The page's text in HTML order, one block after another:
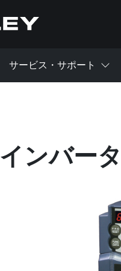
サービス・サポート
インバー